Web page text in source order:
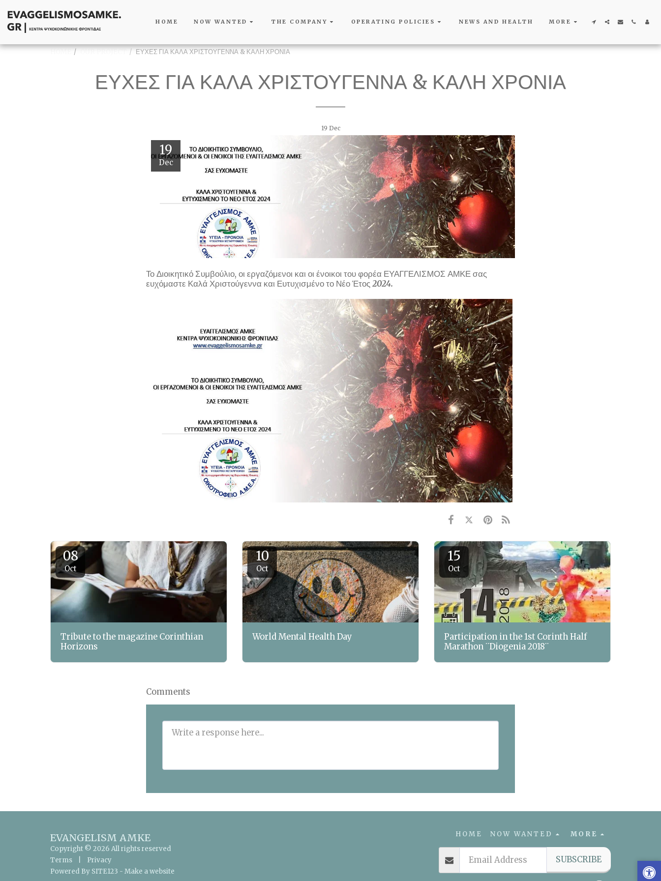
HOME NOW WANTED THE COMPANY OPERATING POLICIES NEWS AND HEALTH MORE
ΕΥΧΕΣ ΓΙΑ ΚΑΛΑ ΧΡΙΣΤΟΥΓΕΝΝΑ & ΚΑΛΗ ΧΡΟΝΙΑ
ΕΥΧΕΣ ΓΙΑ ΚΑΛΑ ΧΡΙΣΤΟΥΓΕΝΝΑ & ΚΑΛΗ ΧΡΟΝΙΑ
19 Dec
19
Dec
Το Διοικητικό Συμβούλιο, οι εργαζόμενοι και οι ένοικοι του φορέα ΕΥΑΓΓΕΛΙΣΜΟΣ ΑΜΚΕ σας
ευχόμαστε Καλά Χριστούγεννα και Ευτυχισμένο το Νέο Έτος 2024.
08
Oct
Tribute to the magazine Corinthian
Horizons
10
Oct
World Mental Health Day
15
Oct
Participation in the 1st Corinth Half
Marathon ¨Diogenia 2018¨
Comments
EVANGELISM AMKE
Copyright © 2026 All rights reserved
Terms
Privacy
Powered By SITE123 - Make a website
HOME NOW WANTED MORE
SUBSCRIBE